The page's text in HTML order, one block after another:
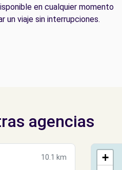
en cualquier momento
un viaje sin interrupciones.
agencias
10.1 km
+